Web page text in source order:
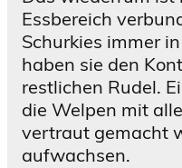
r
N
a
c
h
s
c
i
c
h
e
n
A
u
Essbereich
Schurkies immer
haben sie den
restlichen Rudel.
die Welpen mit
vertraut gemacht
aufwachsen.